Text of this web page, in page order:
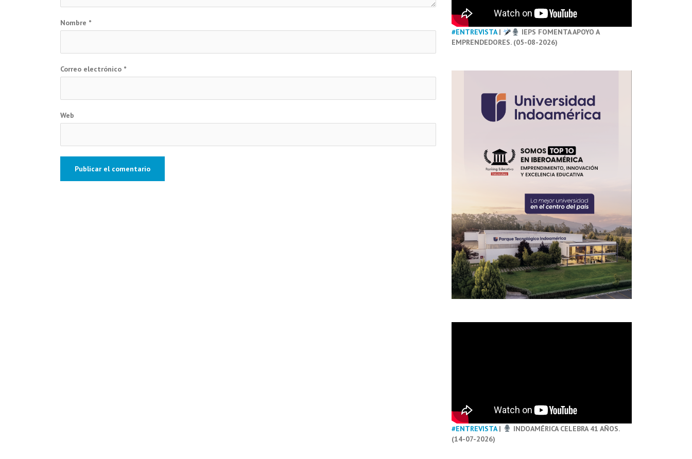
Nombre *
Correo electrónico *
Web
#ENTREVISTA|
IEPS FOMENTA APOYO A
EMPRENDEDORES. (05-08-2026)
#ENTREVISTA|
INDOAMÉRICA CELEBRA 41 AÑOS.
(14-07-2026)